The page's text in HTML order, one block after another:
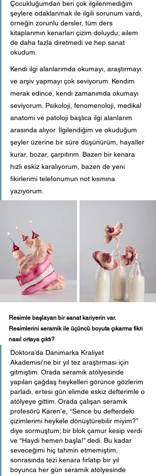
Çocukluğumdan beri çok ilgilenmediğim
şeylere odaklanmak ile ilgili sorunum vardı,
örneğin zorunlu dersler, tüm ders
kitaplarımın kenarları çizim doluydu; ailem
de daha fazla diretmedi ve hep sanat
okudum.
Kendi ilgi alanlarımda okumayı, araştırmayı
ve arşiv yapmayı çok seviyorum. Kendim
merak edince, kendi zamanımda okumayı
seviyorum. Psikoloji, fenomenoloji, medikal
anatomi ve patoloji başlıca ilgi alanlarım
arasında alıyor. İlgilendiğim ve okuduğum
şeyler üzerine bir süre düşünürüm, hayaller
kurar, bozar, çarpıtırım. Bazen bir kenara
hızlı eskiz karalıyorum, bazen de yeni
fikirlerimi telefonumun not kısmına
yazıyorum.
Resimle başlayan bir sanat kariyerin var.
Resimlerini seramik ile üçüncü boyuta çıkarma fikri
nasıl ortaya çıktı?
Doktora’da Danimarka Kraliyet
Akademisi’ne bir yıl tez araştırması için
gitmiştim. Orada seramik atölyesinde
yapılan çağdaş heykelleri görünce gözlerim
parladı, ertesi gün elimde eskiz defterimle o
atölyeye gittim. Orada çalışan seramik
profesörü Karen’e, “Sence bu defterdeki
çizimlerimi heykele dönüştürebilir miyim?”
diye sormuştum; bir blok çamur kesip verdi
ve “Haydi hemen başla!” dedi. Bu kadar
seveceğimi hiç tahmin etmemiştim,
sonrasında tezi kenara fırlatıp bir yıl
boyunca her gün seramik atölyesinde